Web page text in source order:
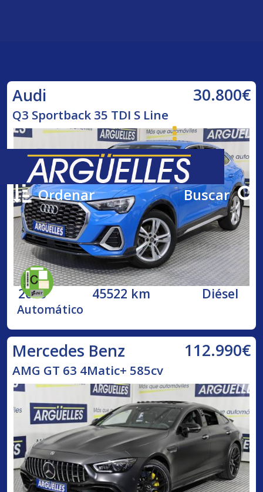
Ordenar Buscar
Audi 30.800€
Q3 Sportback 35 TDI S Line
2020 45522 km Diésel
Automático
Mercedes Benz 112.990€
AMG GT 63 4Matic+ 585cv